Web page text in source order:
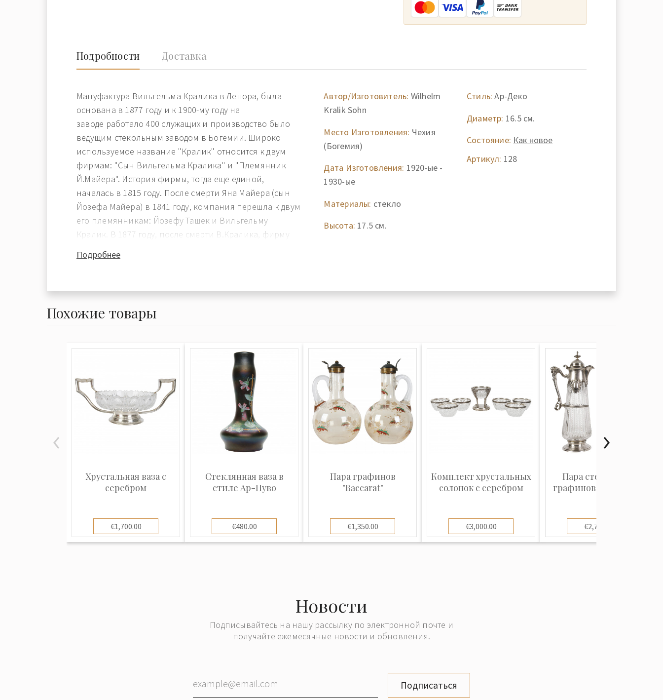
Подробности Доставка
Мануфактура Вильгельма Кралика в Ленора, была
основана в 1877 году и к 1900-му году на
заводе работало 400 служащих и производство было
ведущим стекольным заводом в Богемии. Широко
используемое название "Кралик" относится к двум
фирмам: "Сын Вильгельма Кралика" и "Племянник
Й.Майера". История фирмы, тогда еще единой,
началась в 1815 году. После смерти Яна Майера (сын
Йозефа Майера) в 1841 году, компания перешла к двум
его племянникам: Йозефу Ташек и Вильгельму
Кралик. В 1877 году, после смерти В.Кралика, фирму
поделили четыре его сына . Двое из них продолжали
дело под названием "Племянник Майера", а двое
иризированное стекло, расписывали эмалями,
производила высококачественных «полуфабрикатов»
приглашали великих австрийских дизайнеров:
Йозефа Хоффмана, Коло Мозера, Микаэла Поволни и
др. В этом кроется одна из причин схожести стилей.
Компания "Сын В.Кралика" просуществовала до
самого начала II Мировой войны.
Высококачественные изделия из стекла,
произведённые этой фирмой, завоевали
За свой вклад в развитие отрасли Кралик
была основана в 1877 году и к 1900-му году на
заводе работало 400 служащих и производство было
Йозефа Майера) в 1841 году, компания перешла к двум
его племянникам: Йозефу Ташек и Вильгельму
других назывались "Сын В.Кралика". Выпускали
Подробнее
Автор/Изготовитель: Wilhelm
Kralik Sohn
Место Изготовления: Чехия
(Богемия)
Дата Изготовления: 1920-ые -
1930-ые
Материалы: стекло
Высота: 17.5 см.
Стиль: Ар-Деко
Диаметр: 16.5 см.
Состояние: Как новое
Артикул: 128
Похожие товары
Хрустальная ваза с
серебром
€1,700.00
Стеклянная ваза в
стиле Ар-Нуво
€480.00
Пара графинов
"Baccarat"
€1,350.00
Комплект хрустальных
солонок с серебром
€3,000.00
Пара стеклянных
графинов с серебром
€2,700.00
Новости
Подписывайтесь на нашу рассылку по электронной почте и
получайте ежемесячные новости и обновления.
Подписаться